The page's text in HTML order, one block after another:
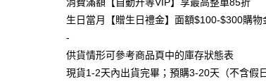
付款後全家取貨
7-11付款取貨
每筆NT$80，滿NT$800(含以上)免運費
生日當月【贈生日禮金】面額$100-$300購物
-
供貨情形可參考商品頁中的庫存狀態表
現貨1-2天內出貨完畢；預購3-20天（不含假